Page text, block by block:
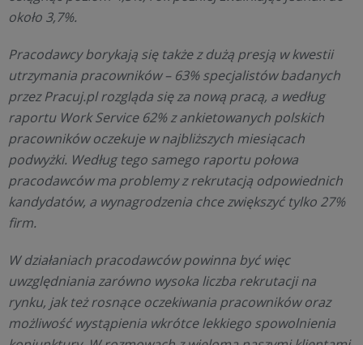
około 3,7%.
Pracodawcy borykają się także z dużą presją w kwestii
utrzymania pracowników – 63% specjalistów badanych
przez Pracuj.pl rozgląda się za nową pracą, a według
raportu Work Service 62% z ankietowanych polskich
pracowników oczekuje w najbliższych miesiącach
podwyżki. Według tego samego raportu połowa
pracodawców ma problemy z rekrutacją odpowiednich
kandydatów, a wynagrodzenia chce zwiększyć tylko 27%
firm.
W działaniach pracodawców powinna być więc
uwzględniania zarówno wysoka liczba rekrutacji na
rynku, jak też rosnące oczekiwania pracowników oraz
możliwość wystąpienia wkrótce lekkiego spowolnienia